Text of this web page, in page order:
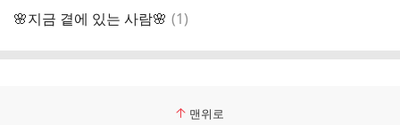
🌸지금 곁에 있는 사람🌸 댓
(1)
맨위로